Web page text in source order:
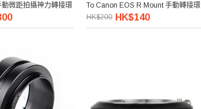
微距拍攝神力轉接環
To Canon EOS R Mount 手動轉接環
HK$200 HK$140